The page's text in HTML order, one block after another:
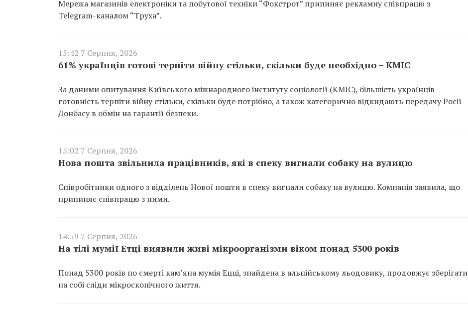
Мережа магазинів електроніки та побутової техніки “Фокстрот” припиняє рекламну співпрацю з
Telegram-каналом “Труха”.
15:42 7 Серпня, 2026
61% українців готові терпіти війну стільки, скільки буде необхідно – КМІС
За даними опитування Київського міжнародного інституту соціології (КМІС), більшість українців
готовність терпіти війну стільки, скільки буде потрібно, а також категорично відкидають передачу Росії
Донбасу в обмін на гарантії безпеки.
15:02 7 Серпня, 2026
Нова пошта звільнила працівників, які в спеку вигнали собаку на вулицю
Співробітники одного з відділень Нової пошти в спеку вигнали собаку на вулицю. Компанія заявила, що
припиняє співпрацю з ними.
14:59 7 Серпня, 2026
На тілі мумії Етці виявили живі мікроорганізми віком понад 5300 років
Понад 5300 років по смерті кам’яна мумія Ецці, знайдена в альпійському льодовику, продовжує зберігати
на собі сліди мікроскопічного життя.